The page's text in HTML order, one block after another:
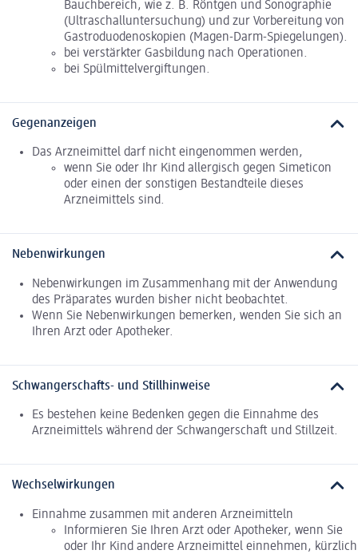
Bauchbereich, wie z. B. Röntgen und Sonographie
(Ultraschalluntersuchung) und zur Vorbereitung von
Gastroduodenoskopien (Magen-Darm-Spiegelungen).
bei verstärkter Gasbildung nach Operationen.
bei Spülmittelvergiftungen.
Gegenanzeigen
Das Arzneimittel darf nicht eingenommen werden,
wenn Sie oder Ihr Kind allergisch gegen Simeticon
oder einen der sonstigen Bestandteile dieses
Arzneimittels sind.
Nebenwirkungen
Nebenwirkungen im Zusammenhang mit der Anwendung
des Präparates wurden bisher nicht beobachtet.
Wenn Sie Nebenwirkungen bemerken, wenden Sie sich an
Ihren Arzt oder Apotheker.
Schwangerschafts- und Stillhinweise
Es bestehen keine Bedenken gegen die Einnahme des
Arzneimittels während der Schwangerschaft und Stillzeit.
Wechselwirkungen
Einnahme zusammen mit anderen Arzneimitteln
Informieren Sie Ihren Arzt oder Apotheker, wenn Sie
oder Ihr Kind andere Arzneimittel einnehmen, kürzlich